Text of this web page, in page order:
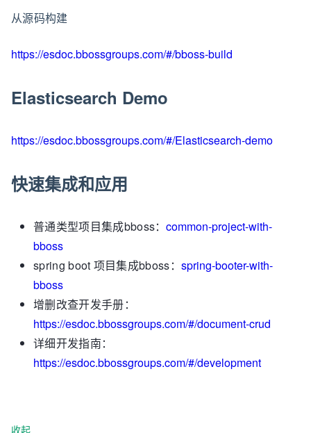
从源码构建
https://esdoc.bbossgroups.com/#/bboss-build
Elasticsearch Demo
https://esdoc.bbossgroups.com/#/Elasticsearch-demo
快速集成和应用
普通类型项目集成bboss：common-project-with-
bboss
spring boot 项目集成bboss：spring-booter-with-
bboss
增删改查开发手册：
https://esdoc.bbossgroups.com/#/document-crud
详细开发指南：
https://esdoc.bbossgroups.com/#/development
收起